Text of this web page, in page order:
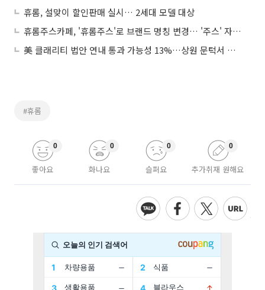
휴롬, 설맞이 할인판매 실시… 2세대 모델 대상
휴롬주스카페, '휴롬주스'로 브랜드 명칭 변경… '주스' 자체에 집중
美 클래리티 법안 연내 통과 가능성 13%…상원 문턱서 제동
#휴롬
좋아요
0
화나요
0
슬퍼요
0
추가취재 원해요
0